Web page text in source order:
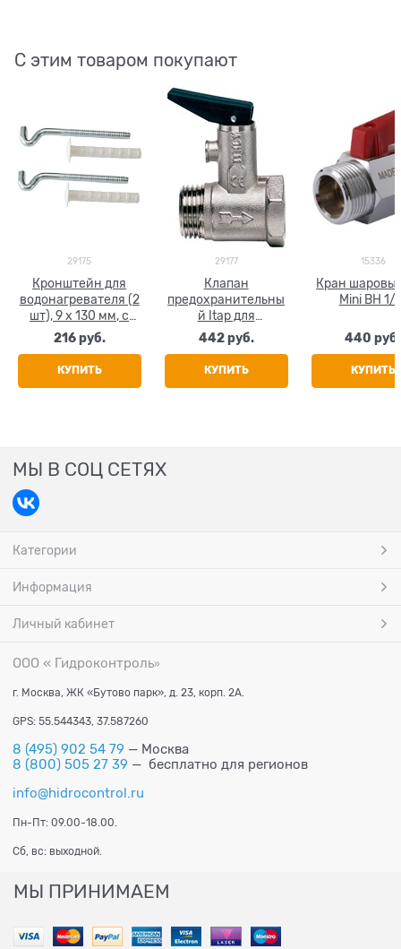
С этим товаром покупают
29175
Кронштейн для
водонагревателя (2
шт), 9 х 130 мм, с
дюбелями
216 руб.
КУПИТЬ
29177
Клапан
предохранительны
й Itap для
водонагревателя, с
обратным клапаном
и ручным спуском,
442 руб.
КУПИТЬ
15336
Кран
Mini ВН 1/
440 руб.
КУПИТЬ
МЫ В СОЦ СЕТЯХ
Категории
Информация
Личный кабинет
ООО « Гидроконтроль»
г. Москва, ЖК «Бутово парк», д. 23, корп. 2А.
GPS: 55.544343, 37.587260
8 (495) 902 54 79 — Москва
8 (800) 505 27 39 — бесплатно для регионов
info@hidrocontrol.ru
Пн-Пт: 09.00-18.00.
Сб, вс: выходной.
МЫ ПРИНИМАЕМ